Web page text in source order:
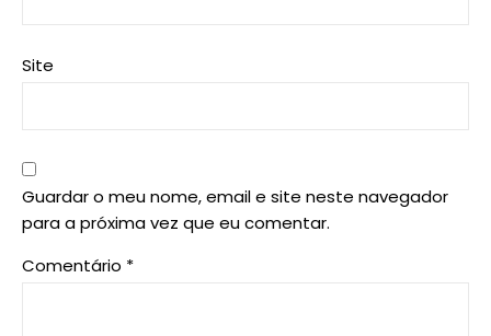
Site
Guardar o meu nome, email e site neste navegador
para a próxima vez que eu comentar.
Comentário *